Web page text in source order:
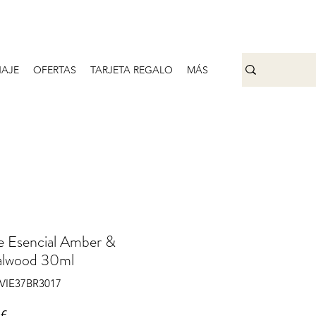
OFERTAS TARJETA REGALO MÁS
Esencial Amber &
30ml